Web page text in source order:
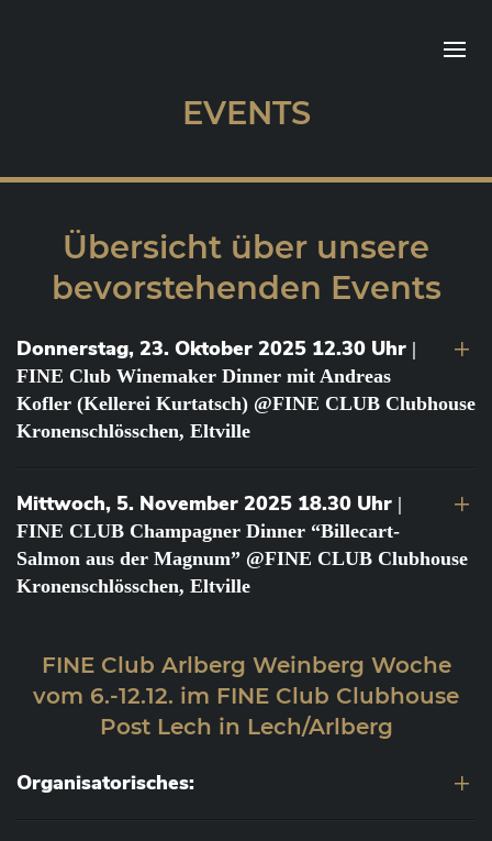
EVENTS
Übersicht über unsere
bevorstehenden Events
Donnerstag, 23. Oktober 2025 12.30 Uhr |
FINE Club Winemaker Dinner mit Andreas
Kofler (Kellerei Kurtatsch) @FINE CLUB Clubhouse
Kronenschlösschen, Eltville
Mittwoch, 5. November 2025 18.30 Uhr |
FINE CLUB Champagner Dinner “Billecart-
Salmon aus der Magnum” @FINE CLUB Clubhouse
Kronenschlösschen, Eltville
FINE Club Arlberg Weinberg Woche
vom 6.-12.12. im FINE Club Clubhouse
Post Lech in Lech/Arlberg
Organisatorisches: